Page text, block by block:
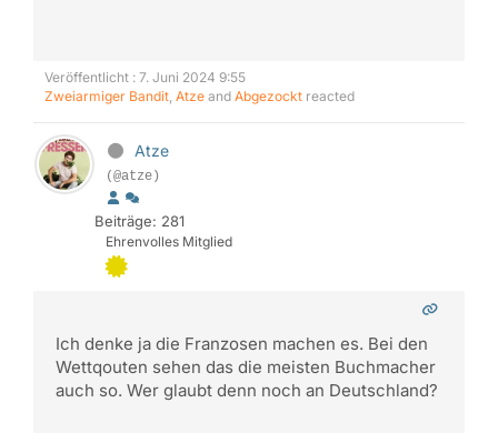
Veröffentlicht : 7. Juni 2024 9:55
Zweiarmiger Bandit, Atze and Abgezockt reacted
Atze
(@atze)
Beiträge: 281
Ehrenvolles Mitglied
Ich denke ja die Franzosen machen es. Bei den
Wettqouten sehen das die meisten Buchmacher
auch so. Wer glaubt denn noch an Deutschland?